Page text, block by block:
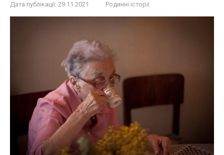
Дата публікації: 29.11.2021 Родинні історії